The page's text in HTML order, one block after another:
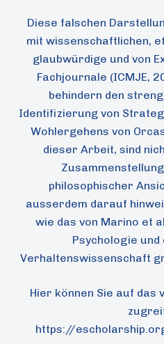
Diese falschen
mit wissenschaftlichen,
glaubwürdige und von
Fachjournale (ICMJE,
behindern den
Identifizierung von
Wohlergehens von
dieser Arbeit, sind
philosophischer
ausserdem darauf
wie das von Marino et
Psychologie
Verhaltenswissenschaft
Hier können Sie auf das
https://